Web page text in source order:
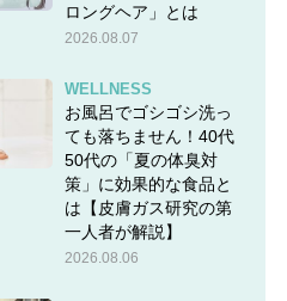
ロングヘア」とは
2026.08.07
WELLNESS
お風呂でゴシゴシ洗っ
ても落ちません！40代
50代の「夏の体臭対
策」に効果的な食品と
は【皮膚ガス研究の第
一人者が解説】
2026.08.06